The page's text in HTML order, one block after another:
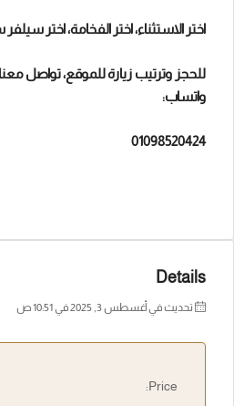
اختر الاستثناء، اختر الفخامة، اختر
للحجز وترتيب زيارة للموقع، تواصل
واتساب:
01098520424
Details
تحديث في أغسطس 3, 2025 في 10:51 ص
Price: